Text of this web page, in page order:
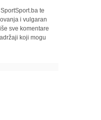
te
i vulgaran
sve komentare
koji mogu